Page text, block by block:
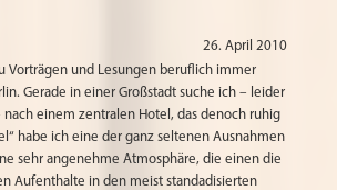
26. April 2010
Vorträgen und Lesungen beruflich immer
Gerade in einer Großstadt suche ich – leider
einem zentralen Hotel, das denoch ruhig
habe ich eine der ganz seltenen Ausnahmen
sehr angenehme Atmosphäre, die einen die
Aufenthalte in den meist standadisierten